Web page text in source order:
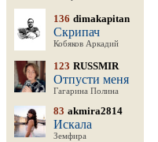
136 dimakapitan
Скрипач
Кобяков Аркадий
123 RUSSMIR
Отпусти меня
Гагарина Полина
83 akmira2814
Искала
Земфира